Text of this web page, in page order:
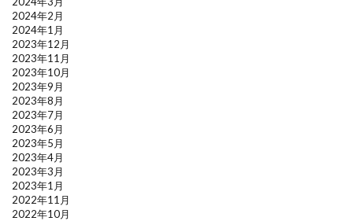
2024年2月
2024年1月
2023年12月
2023年11月
2023年10月
2023年9月
2023年8月
2023年7月
2023年6月
2023年5月
2023年4月
2023年3月
2023年1月
2022年11月
2022年10月